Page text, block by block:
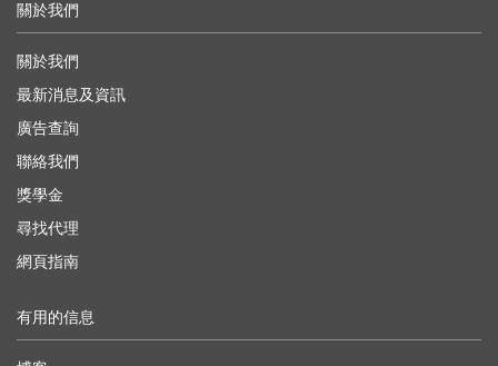
關於我們
關於我們
最新消息及資訊
廣告查詢
聯絡我們
獎學金
尋找代理
網頁指南
有用的信息